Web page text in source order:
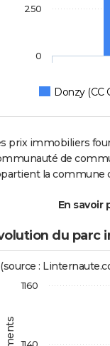
Donzy (CC
0
250
prix immobiliers
de
la commune
En savoir
du parc
(source :
1160